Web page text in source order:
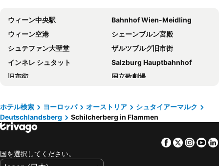
ウィーン中央駅
Bahnhof Wien-Meidling
ウィーン空港
シェーンブルン宮殿
シュテファン大聖堂
ザルツブルグ旧市街
インネレ シュタット
Salzburg Hauptbahnhof
旧市街
国立歌劇場
Bahnhof Wien Hütteldorf
Lake Bled
Trieste Central Station
U2 Station Stadion
Karlsplatz Parkanlagen
ホーフブルク宮殿
Favoriten
ホテル検索 ヨーロッパ オーストリア
シュタイアーマルク
Deutschlandsberg
Schilcherberg in Flammen
Facebook
Twitter
国を選択してください。